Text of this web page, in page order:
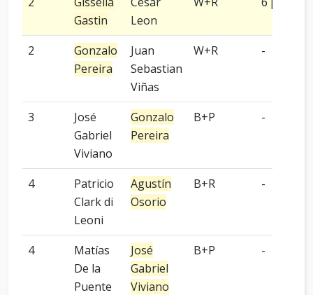
Gastin
Leon
2
Gonzalo
Pereira
Juan
Sebastian
Viñas
W+R -
3
José
Gabriel
Viviano
Gonzalo
Pereira
B+P -
4
Patricio
Clark di
Leoni
Agustín
Osorio
B+R -
4
Matías
De la
Puente
José
Gabriel
Viviano
B+P -